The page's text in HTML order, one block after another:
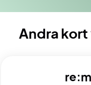
Andra kort